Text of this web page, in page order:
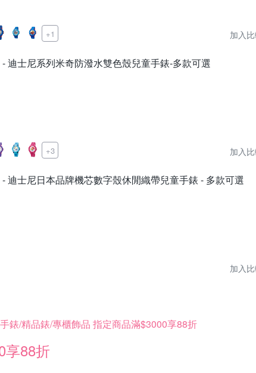
+1 加入
迪士尼系列米奇防潑水雙色殼兒童手錶-多款可選
+3 加入
迪士尼日本品牌機芯數字殼休閒織帶兒童手錶 - 多款可選
加入
錶/精品錶/專櫃飾品 指定商品滿$3000享88折
享88折